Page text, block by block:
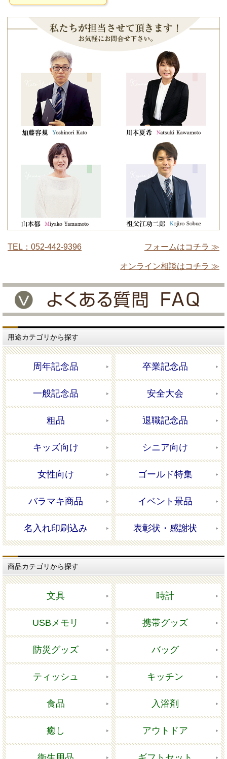
TEL：052-442-9396 フォームはコチラ ≫
オンライン相談はコチラ ≫
用途カテゴリから探す
周年記念品 卒業記念品
一般記念品 安全大会
粗品 退職記念品
キッズ向け シニア向け
女性向け ゴールド特集
バラマキ商品 イベント景品
名入れ印刷込み 表彰状・感謝状
商品カテゴリから探す
文具 時計
USBメモリ 携帯グッズ
防災グッズ バッグ
ティッシュ キッチン
食品 入浴剤
癒し アウトドア